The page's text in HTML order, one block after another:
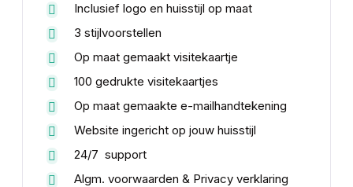
Inclusief logo en huisstijl op maat
3 stijlvoorstellen
Op maat gemaakt visitekaartje
100 gedrukte visitekaartjes
Op maat gemaakte e-mailhandtekening
Website ingericht op jouw huisstijl
24/7 support
Algm. voorwaarden & Privacy verklaring